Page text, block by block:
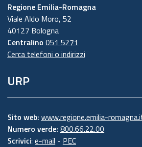
Regione Emilia-Romagna
Viale Aldo Moro, 52
40127 Bologna
Centralino 051 5271
Cerca telefoni o indirizzi
URP
Sito web: www.regione.emilia-
Numero verde: 800.66.22.00
Scrivici: e-mail - PEC